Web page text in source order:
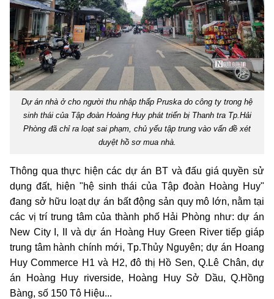
Dự án nhà ở cho người thu nhập thấp Pruska do công ty trong hệ
sinh thái của Tập đoàn Hoàng Huy phát triển bị Thanh tra Tp.Hải
Phòng đã chỉ ra loạt sai phạm, chủ yếu tập trung vào vấn đề xét
duyệt hồ sơ mua nhà.
Thông qua thực hiện các dự án BT và đấu giá quyền sử
dụng đất, hiện "hệ sinh thái của Tập đoàn Hoàng Huy"
đang sở hữu loạt dự án bất động sản quy mô lớn, nằm tại
các vị trí trung tâm của thành phố Hải Phòng như: dự án
New City I, II và dự án Hoàng Huy Green River tiếp giáp
trung tâm hành chính mới, Tp.Thủy Nguyên; dự án Hoang
Huy Commerce H1 và H2, đô thị Hồ Sen, Q.Lê Chân, dự
án Hoàng Huy riverside, Hoàng Huy Sở Dầu, Q.Hồng
Bàng, số 150 Tô Hiệu...